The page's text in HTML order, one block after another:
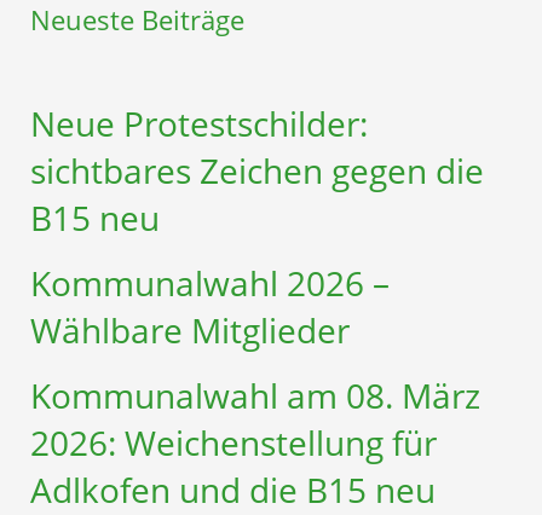
Neueste Beiträge
Neue Protestschilder:
sichtbares Zeichen gegen die
B15 neu
Kommunalwahl 2026 –
Wählbare Mitglieder
Kommunalwahl am 08. März
2026: Weichenstellung für
Adlkofen und die B15 neu